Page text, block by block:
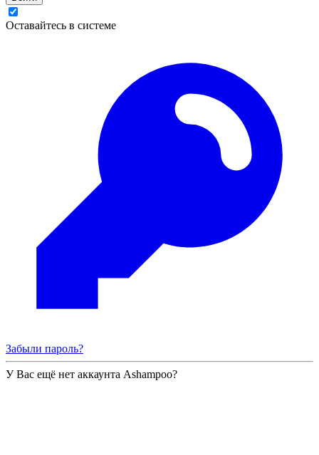
Оставайтесь в системе
Забыли пароль?
У Вас ещё нет аккаунта Ashampoo?